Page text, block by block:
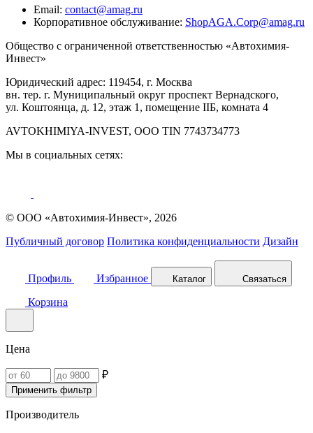
Email: contact@amag.ru
Корпоративное обслуживание: ShopAGA.Corp@amag.ru
Общество с ограниченной ответственностью «Автохимия-
Инвест»
Юридический адрес: 119454, г. Москва
вн. тер. г. Муниципальный округ проспект Вернадского,
ул. Коштоянца, д. 12, этаж 1, помещение IIБ, комната 4
AVTOKHIMIYA-INVEST, OOO TIN 7743734773
Мы в социальных сетях:
© ООО «Автохимия-Инвест», 2026
Публичный договор Политика конфиденциальности Дизайн
Профиль Избранное Каталог Связаться
Корзина
Цена
₽
Применить фильтр
Производитель